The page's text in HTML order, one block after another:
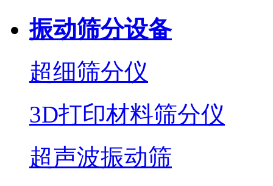
振动筛分设备
超细筛分仪
3D打印材料筛分仪
超声波振动筛